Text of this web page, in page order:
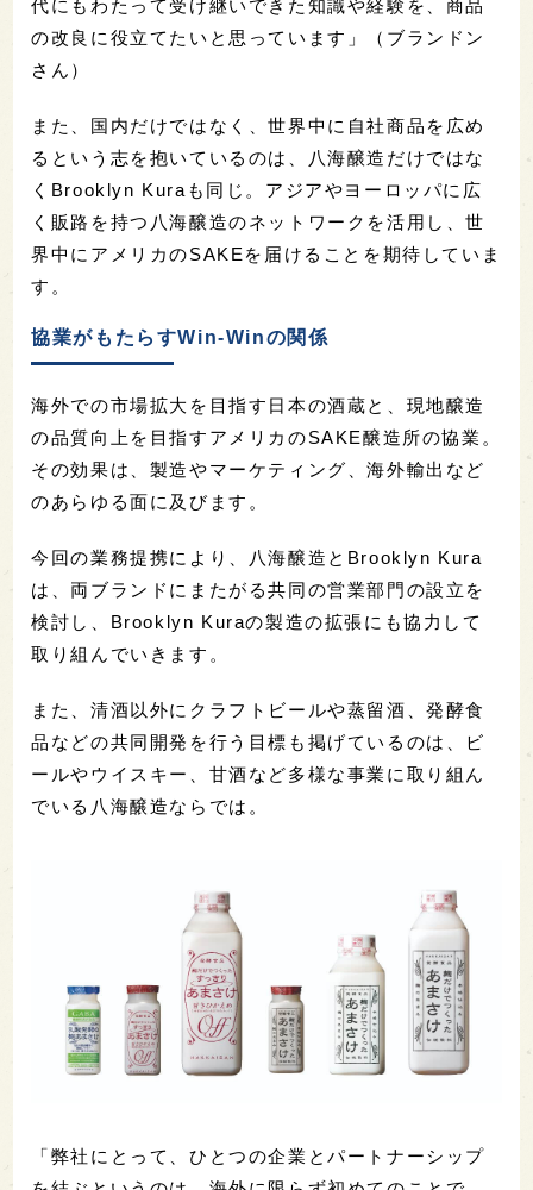
代にもわたって受け継いできた知識や経験を、商品
の改良に役立てたいと思っています」（ブランドン
さん）
また、国内だけではなく、世界中に自社商品を広め
るという志を抱いているのは、八海醸造だけではな
くBrooklyn Kuraも同じ。アジアやヨーロッパに広
く販路を持つ八海醸造のネットワークを活用し、世
界中にアメリカのSAKEを届けることを期待していま
す。
協業がもたらすWin-Winの関係
海外での市場拡大を目指す日本の酒蔵と、現地醸造
の品質向上を目指すアメリカのSAKE醸造所の協業。
その効果は、製造やマーケティング、海外輸出など
のあらゆる面に及びます。
今回の業務提携により、八海醸造とBrooklyn Kura
は、両ブランドにまたがる共同の営業部門の設立を
検討し、Brooklyn Kuraの製造の拡張にも協力して
取り組んでいきます。
また、清酒以外にクラフトビールや蒸留酒、発酵食
品などの共同開発を行う目標も掲げているのは、ビ
ールやウイスキー、甘酒など多様な事業に取り組ん
でいる八海醸造ならでは。
「弊社にとって、ひとつの企業とパートナーシップ